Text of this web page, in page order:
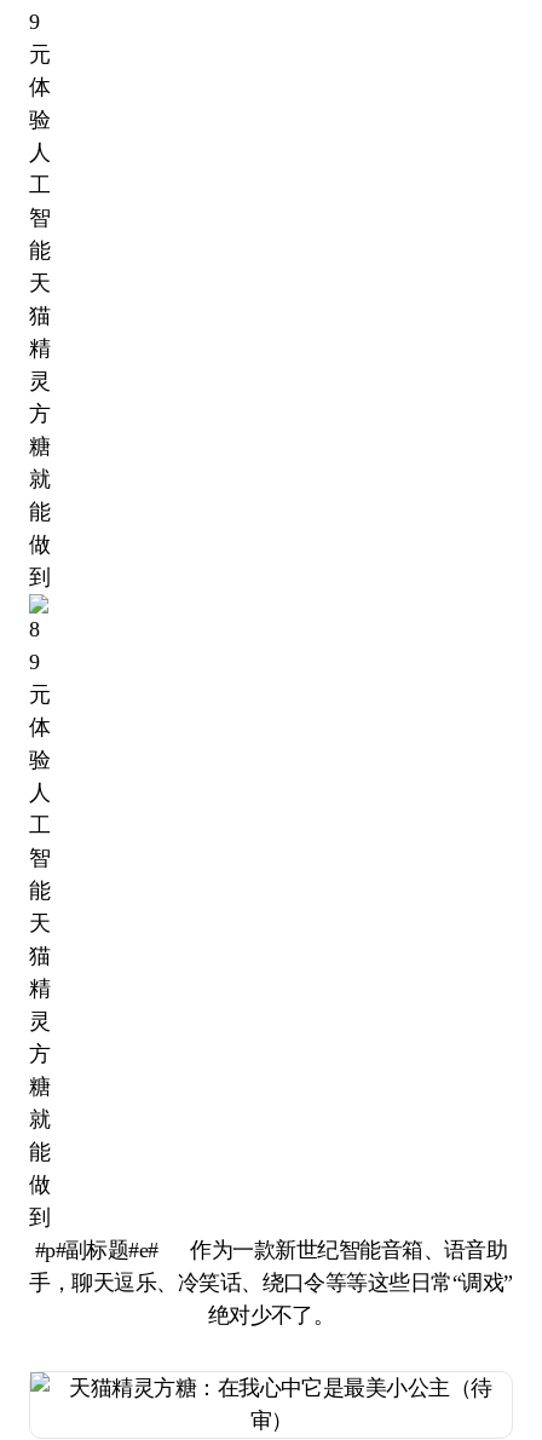
#p#副标题#e# 作为一款新世纪智能音箱、语音助
手，聊天逗乐、冷笑话、绕口令等等这些日常“调戏”
绝对少不了。